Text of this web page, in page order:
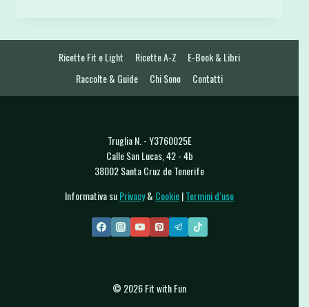
SALSA
TZATZIKI
Ricette Fit e Light Ricette A-Z
E-Book & Libri
Raccolte & Guide
Chi Sono Contatti
Truglia N. - Y3760025E
Calle San Lucas, 42 - 4b
38002 Santa Cruz de Tenerife
Informativa suPrivacy& Cookie|Termini d’uso
© 2026 Fit with Fun